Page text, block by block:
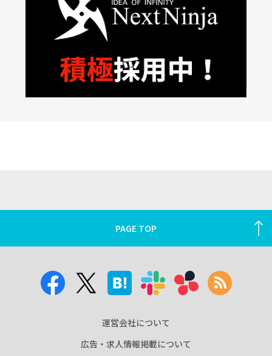
PAGE TOP
運営会社について
広告・求人情報掲載について